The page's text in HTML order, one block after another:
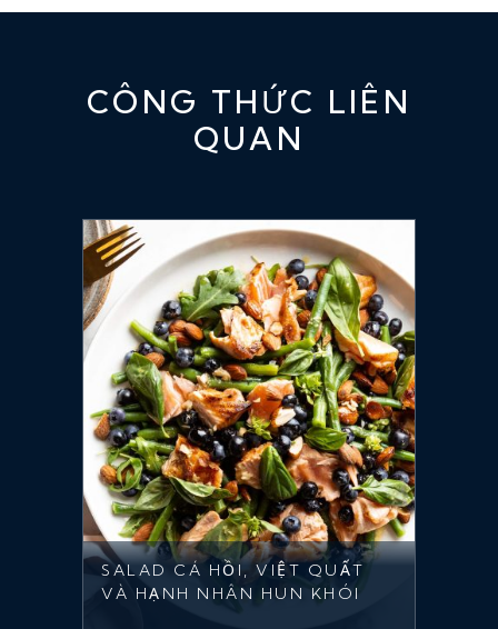
CÔNG THỨC LIÊN
QUAN
SALAD CÁ HỒI, VIỆT QUẤT
VÀ HẠNH NHÂN HUN KHÓI